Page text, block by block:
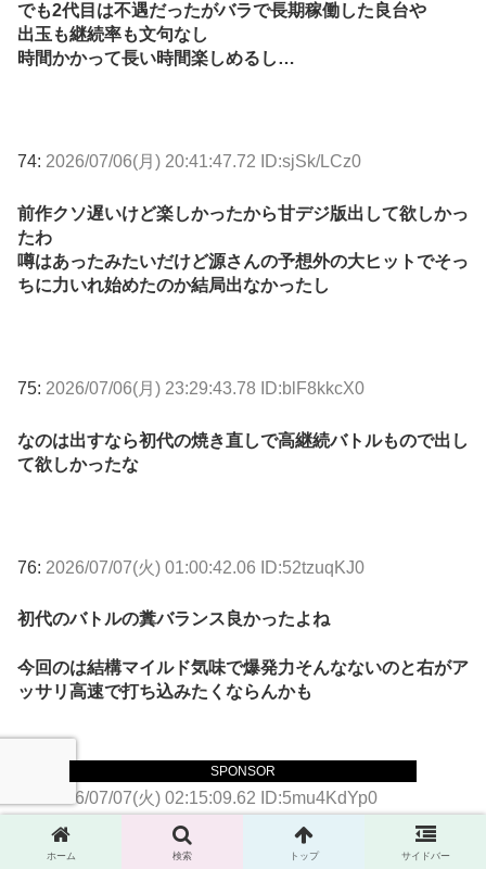
SPONSOR
でも2代目は不遇だったがバラで長期稼働した良台や
出玉も継続率も文句なし
時間かかって長い時間楽しめるし…
74: 2026/07/06(月) 20:41:47.72 ID:sjSk/LCz0
前作クソ遅いけど楽しかったから甘デジ版出して欲しかっ
たわ
噂はあったみたいだけど源さんの予想外の大ヒットでそっ
ちに力いれ始めたのか結局出なかったし
75: 2026/07/06(月) 23:29:43.78 ID:blF8kkcX0
なのは出すなら初代の焼き直しで高継続バトルもので出し
て欲しかったな
76: 2026/07/07(火) 01:00:42.06 ID:52tzuqKJ0
初代のバトルの糞バランス良かったよね
今回のは結構マイルド気味で爆発力そんなないのと右がア
ッサリ高速で打ち込みたくならんかも
2026/07/07(火) 02:15:09.62 ID:5mu4KdYp0
初代はまあ続かなかったけどバトル自体はひりついて面白
ホーム 検索 トップ サイドバー